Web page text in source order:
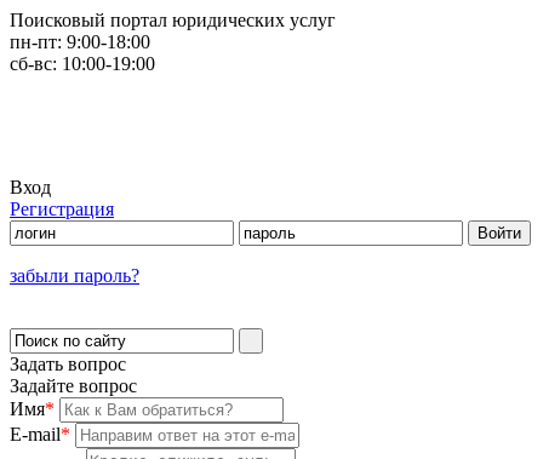
Поисковый портал юридических услуг
пн-пт: 9:00-18:00
сб-вс: 10:00-19:00
Вход
Регистрация
забыли пароль?
Задать вопрос
Задайте вопрос
Имя*
E-mail*